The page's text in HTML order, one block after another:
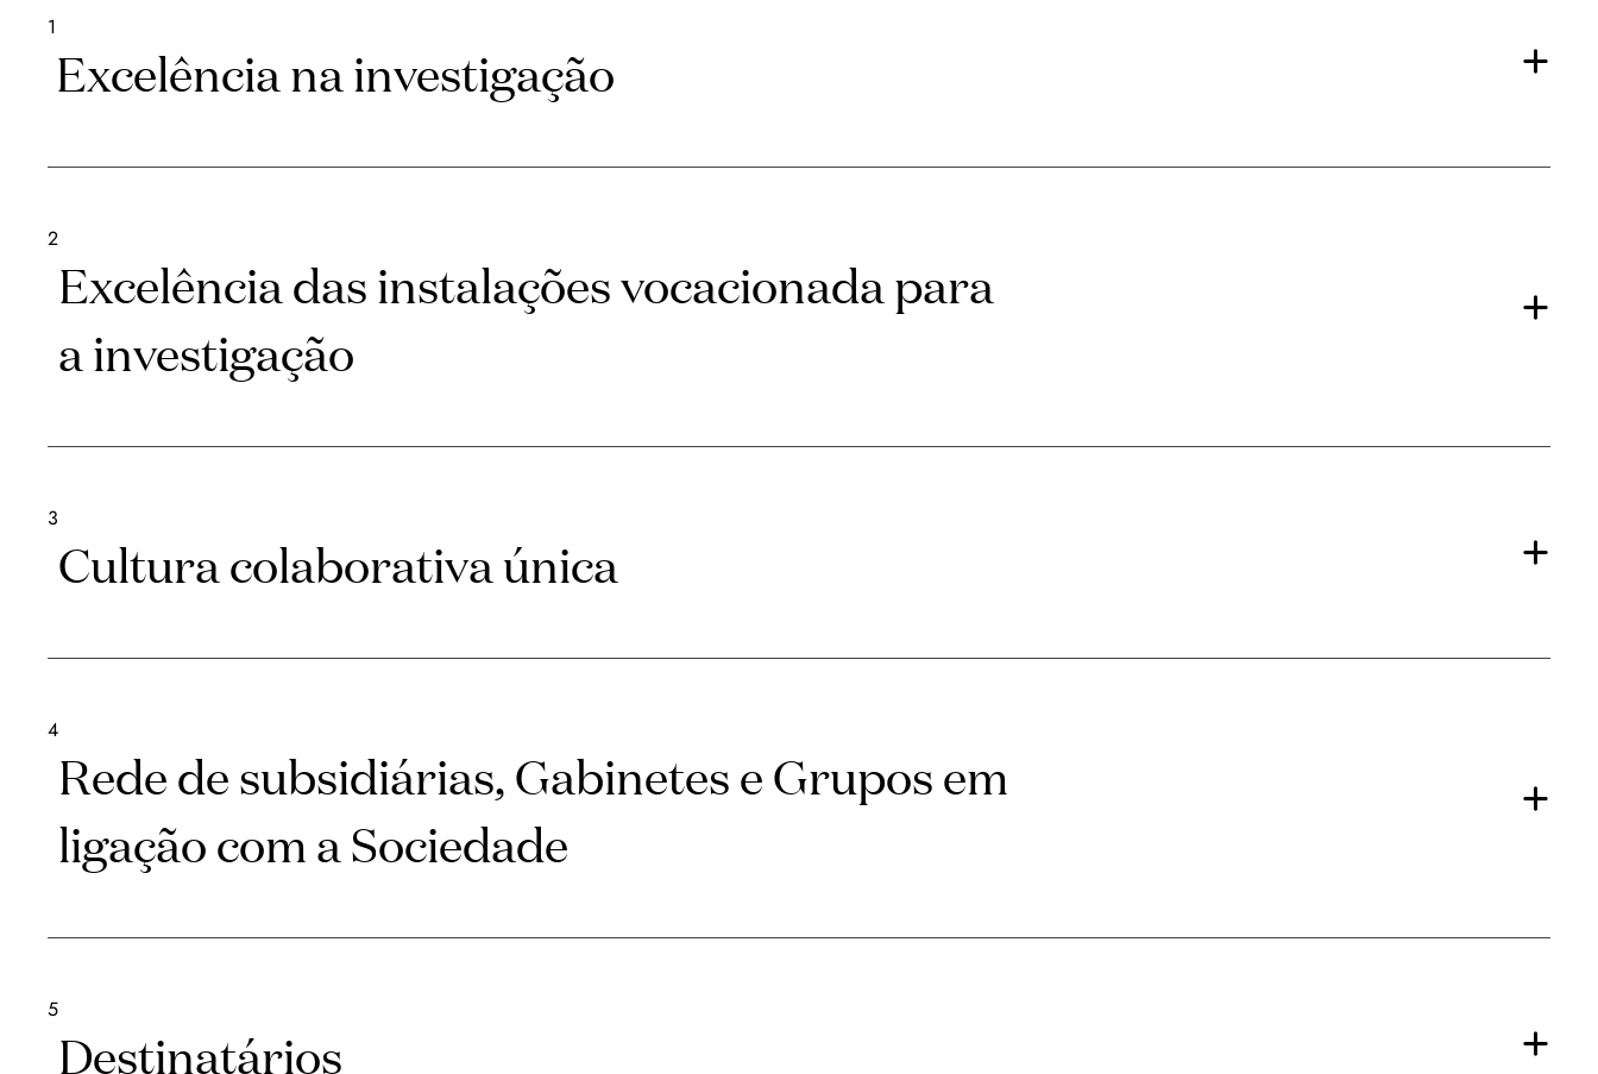
1
Excelência na investigação
2
Excelência das instalações vocacionada para
a investigação
3
Cultura colaborativa única
4
Rede de subsidiárias, Gabinetes e Grupos em
ligação com a Sociedade
5
Destinatários